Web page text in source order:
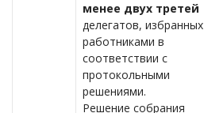
менее двух третей
делегатов, избранных
работниками в
соответствии с
протокольными
решениями.
Решение собрания